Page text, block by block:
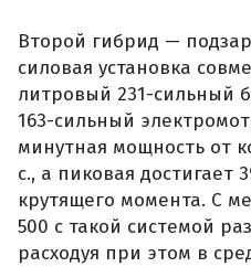
Второй гибрид —
силовая установка
литровый 231-сильный
163-сильный
минутная мощность от
с., а пиковая достигает
крутящего момента. С
500 с такой системой
расходуя при этом в